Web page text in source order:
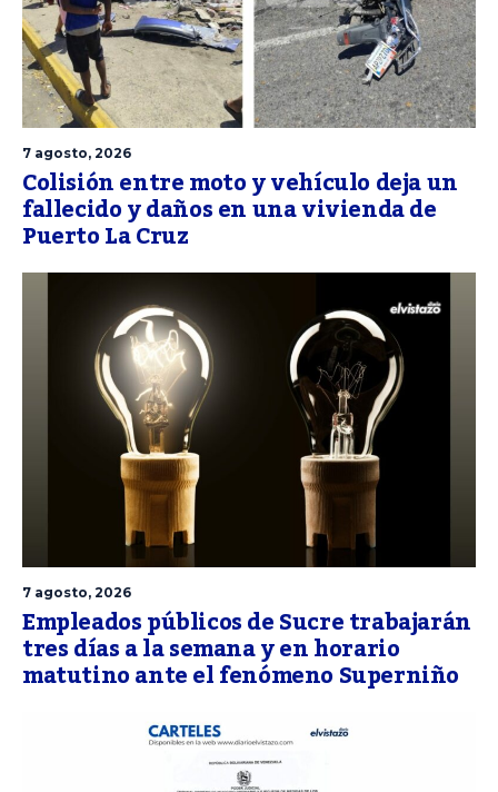
7 agosto, 2026
Colisión entre moto y vehículo deja un
fallecido y daños en una vivienda de
Puerto La Cruz
7 agosto, 2026
Empleados públicos de Sucre trabajarán
tres días a la semana y en horario
matutino ante el fenómeno Superniño